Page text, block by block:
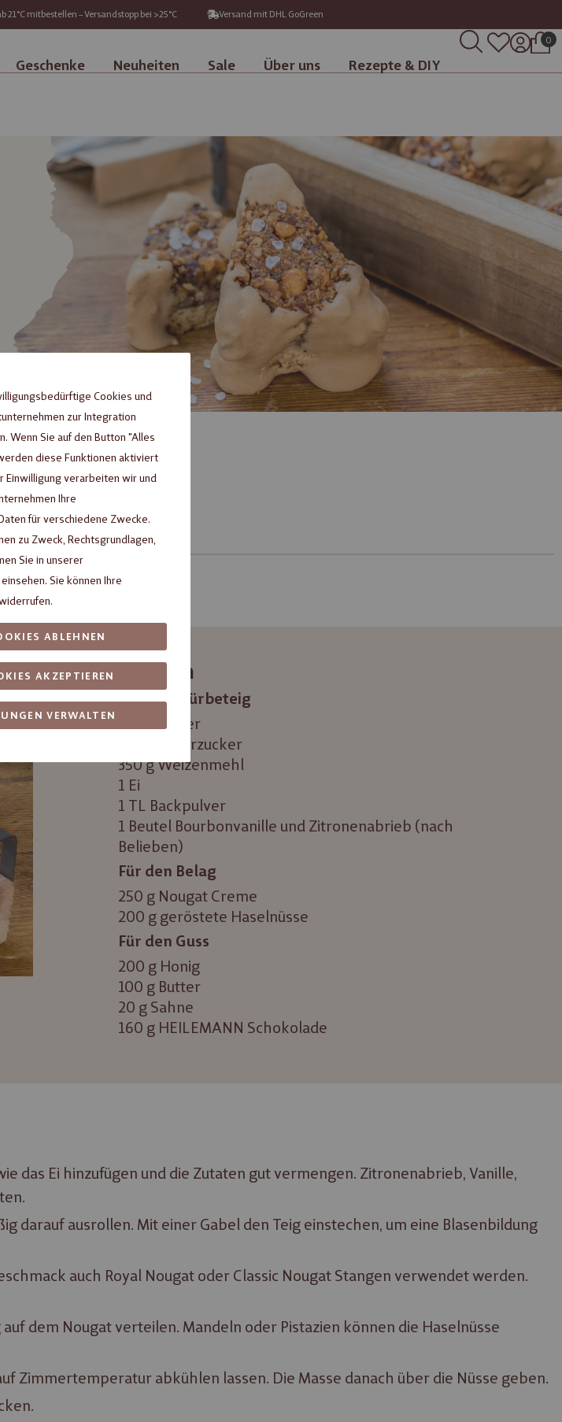
mitbestellen – Versandstopp bei >25°C Versand mit DHL GoGreen
Geschenke Neuheiten Sale Über uns Rezepte & DIY
0
Zutaten
Für den Mürbeteig
250 g Butter
150 g Puderzucker
350 g Weizenmehl
1 Ei
1 TL Backpulver
1 Beutel Bourbonvanille und Zitronenabrieb (nach
Belieben)
Für den Belag
250 g Nougat Creme
200 g geröstete Haselnüsse
Für den Guss
200 g Honig
100 g Butter
20 g Sahne
160 g HEILEMANN Schokolade
das Ei hinzufügen und die Zutaten gut vermengen. Zitronenabrieb, Vanille,
ausrollen. Mit einer Gabel den Teig einstechen, um eine Blasenbildung
auch Royal Nougat oder Classic Nougat Stangen verwendet werden.
dem Nougat verteilen. Mandeln oder Pistazien können die Haselnüsse
Zimmertemperatur abkühlen lassen. Die Masse danach über die Nüsse geben.
Cookies und
zur Integration
Wenn Sie auf den Button "Alles
diese Funktionen aktiviert
Einwilligung verarbeiten wir und
Ihre
für verschiedene Zwecke.
zu Zweck, Rechtsgrundlagen,
Sie in unserer
einsehen. Sie können Ihre
VERWALTEN
AKZEPTIEREN
ABLEHNEN